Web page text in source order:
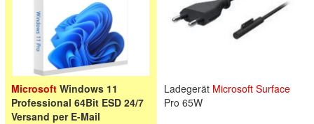
Microsoft Windows 11
Professional 64Bit ESD 24/7
Versand per E-Mail
Ladegerät Microsoft Surface
Pro 65W